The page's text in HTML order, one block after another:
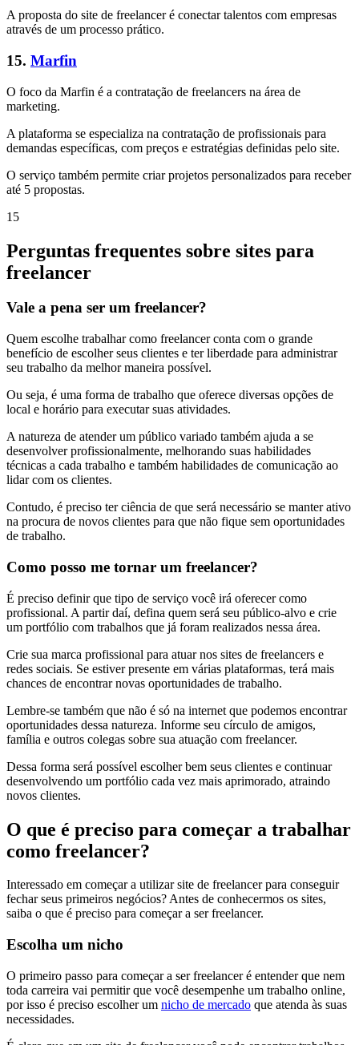
A proposta do site de freelancer é conectar talentos com empresas
através de um processo prático.
15. Marfin
O foco da Marfin é a contratação de freelancers na área de
marketing.
A plataforma se especializa na contratação de profissionais para
demandas específicas, com preços e estratégias definidas pelo site.
O serviço também permite criar projetos personalizados para receber
até 5 propostas.
15
Perguntas frequentes sobre sites para
freelancer
Vale a pena ser um freelancer?
Quem escolhe trabalhar como freelancer conta com o grande
benefício de escolher seus clientes e ter liberdade para administrar
seu trabalho da melhor maneira possível.
Ou seja, é uma forma de trabalho que oferece diversas opções de
local e horário para executar suas atividades.
A natureza de atender um público variado também ajuda a se
desenvolver profissionalmente, melhorando suas habilidades
técnicas a cada trabalho e também habilidades de comunicação ao
lidar com os clientes.
Contudo, é preciso ter ciência de que será necessário se manter ativo
na procura de novos clientes para que não fique sem oportunidades
de trabalho.
Como posso me tornar um freelancer?
É preciso definir que tipo de serviço você irá oferecer como
profissional. A partir daí, defina quem será seu público-alvo e crie
um portfólio com trabalhos que já foram realizados nessa área.
Crie sua marca profissional para atuar nos sites de freelancers e
redes sociais. Se estiver presente em várias plataformas, terá mais
chances de encontrar novas oportunidades de trabalho.
Lembre-se também que não é só na internet que podemos encontrar
oportunidades dessa natureza. Informe seu círculo de amigos,
família e outros colegas sobre sua atuação com freelancer.
Dessa forma será possível escolher bem seus clientes e continuar
desenvolvendo um portfólio cada vez mais aprimorado, atraindo
novos clientes.
O que é preciso para começar a trabalhar
como freelancer?
Interessado em começar a utilizar site de freelancer para conseguir
fechar seus primeiros negócios? Antes de conhecermos os sites,
saiba o que é preciso para começar a ser freelancer.
Escolha um nicho
O primeiro passo para começar a ser freelancer é entender que nem
toda carreira vai permitir que você desempenhe um trabalho online,
por isso é preciso escolher um nicho de mercado que atenda às suas
necessidades.